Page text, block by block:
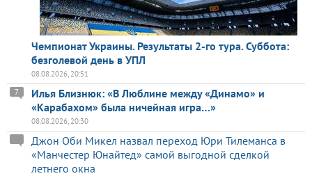
Чемпионат Украины. Результаты 2-го тура. Суббота:
безголевой день в УПЛ
08.08.2026, 20:51
Илья Близнюк: «В Люблине между «Динамо» и
«Карабахом» была ничейная игра…»
7
08.08.2026, 20:30
Джон Оби Микел назвал переход Юри Тилеманса в
«Манчестер Юнайтед» самой выгодной сделкой
летнего окна